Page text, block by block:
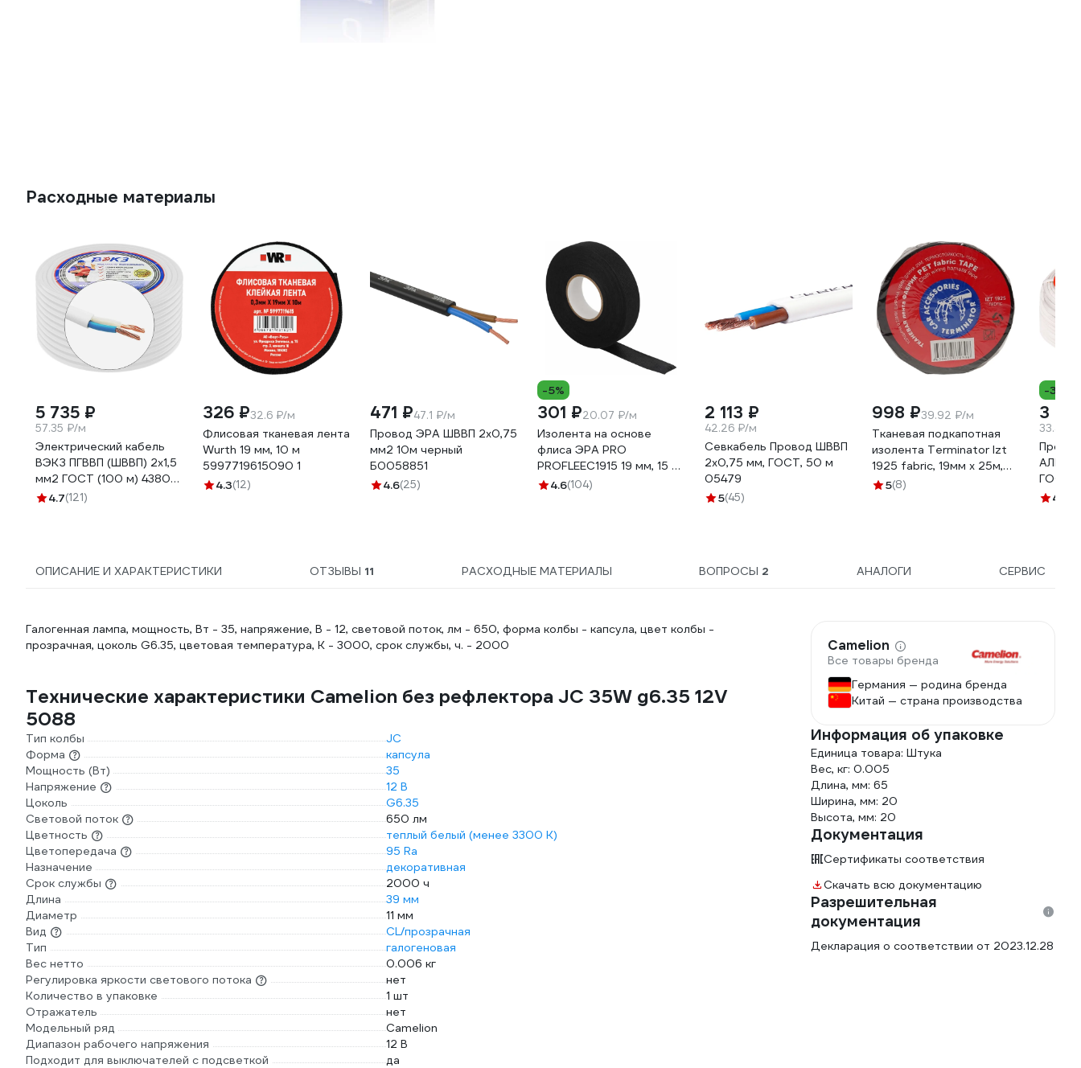
Расходные материалы
5 735 ₽
57.35 ₽/м
Электрический кабель
ВЭКЗ ПГВВП (ШВВП) 2x1,5
мм2 ГОСТ (100 м) 43805
VEKZ00037
4.7(121)
326 ₽32.6 ₽/м
Флисовая тканевая лента
Wurth 19 мм, 10 м
5997719615090 1
4.3(12)
471 ₽47.1 ₽/м
Провод ЭРА ШВВП 2x0,75
мм2 10м черный
Б0058851
4.6(25)
-5%
301 ₽20.07 ₽/м
Изолента на основе
флиса ЭРА PRO
PROFLEEC1915 19 мм, 15 м,
0,3 мм, черная Б0057181
4.6(104)
2 113 ₽
42.26 ₽/м
Севкабель Провод ШВВП
2х0,75 мм, ГОСТ, 50 м
05479
5(45)
998 ₽39.92 ₽/м
Тканевая подкапотная
изолента Terminator Izt
1925 fabric, 19мм х 25м,
толщина 0,25мм
5(8)
-3%
3
33.44
ГОСТ
4.8
ОПИСАНИЕ И ХАРАКТЕРИСТИКИ ОТЗЫВЫ 11 РАСХОДНЫЕ МАТЕРИАЛЫ ВОПРОСЫ 2 АНАЛОГИ СЕРВИС
Галогенная лампа, мощность, Вт - 35, напряжение, В - 12, световой поток, лм - 650, форма колбы - капсула, цвет колбы -
прозрачная, цоколь G6.35, цветовая температура, К - 3000, срок службы, ч. - 2000
Технические характеристики Camelion без рефлектора JC 35W g6.35 12V
5088
Тип колбы
JC
Форма
капсула
Мощность (Вт)
35
Напряжение
12 В
Цоколь
G6.35
Световой поток
650 лм
Цветность
теплый белый (менее 3300 К)
Цветопередача
95 Ra
Назначение
декоративная
Срок службы
2000 ч
Длина
39 мм
Диаметр
11 мм
Вид
CL/прозрачная
Тип
галогеновая
Вес нетто
0.006 кг
Регулировка яркости светового потока
нет
Количество в упаковке
1 шт
Отражатель
нет
Модельный ряд
Camelion
Диапазон рабочего напряжения
12 В
Подходит для выключателей с подсветкой
да
Camelion
Все товары бренда
Германия — родина бренда
Китай — страна производства
Информация об упаковке
Единица товара: Штука
Вес, кг: 0.005
Длина, мм: 65
Ширина, мм: 20
Высота, мм: 20
Документация
Сертификаты соответствия
Скачать всю документацию
Разрешительная
документация
Декларация о соответствии от 2023.12.28